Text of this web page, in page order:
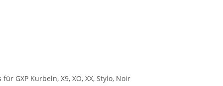
GXP Kurbeln, X9, XO, XX, Stylo, Noir